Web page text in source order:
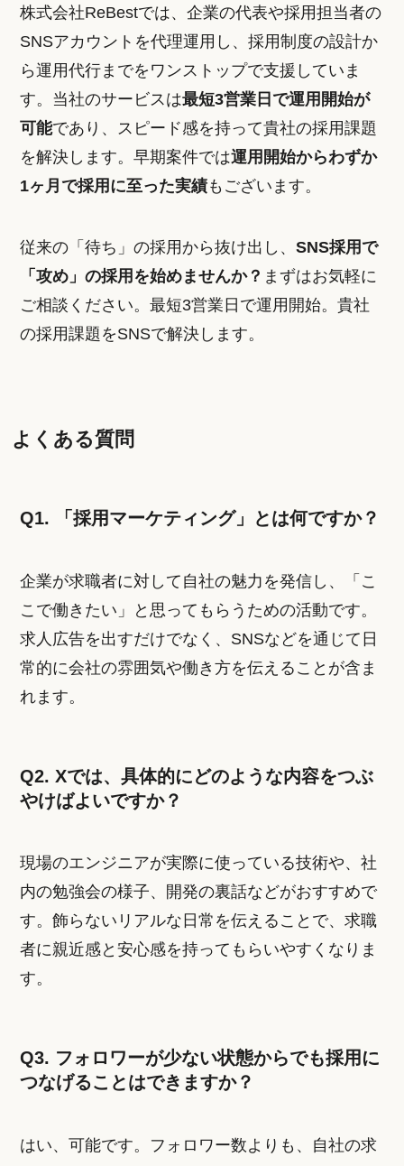
株式会社ReBestでは、企業の代表や採用担当者の
SNSアカウントを代理運用し、採用制度の設計か
ら運用代行までをワンストップで支援していま
す。当社のサービスは最短3営業日で運用開始が
可能であり、スピード感を持って貴社の採用課題
を解決します。早期案件では運用開始からわずか
1ヶ月で採用に至った実績もございます。
従来の「待ち」の採用から抜け出し、SNS採用で
「攻め」の採用を始めませんか？ まずはお気軽に
ご相談ください。最短3営業日で運用開始。貴社
の採用課題をSNSで解決します。
よくある質問
Q1. 「採用マーケティング」とは何ですか？
企業が求職者に対して自社の魅力を発信し、「こ
こで働きたい」と思ってもらうための活動です。
求人広告を出すだけでなく、SNSなどを通じて日
常的に会社の雰囲気や働き方を伝えることが含ま
れます。
Q2. Xでは、具体的にどのような内容をつぶ
やけばよいですか？
現場のエンジニアが実際に使っている技術や、社
内の勉強会の様子、開発の裏話などがおすすめで
す。飾らないリアルな日常を伝えることで、求職
者に親近感と安心感を持ってもらいやすくなりま
す。
Q3. フォロワーが少ない状態からでも採用に
つなげることはできますか？
はい、可能です。フォロワー数よりも、自社の求